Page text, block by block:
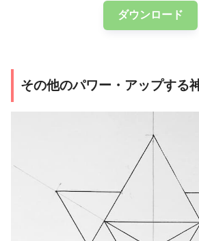
ダウンロード
その他のパワー・アップする